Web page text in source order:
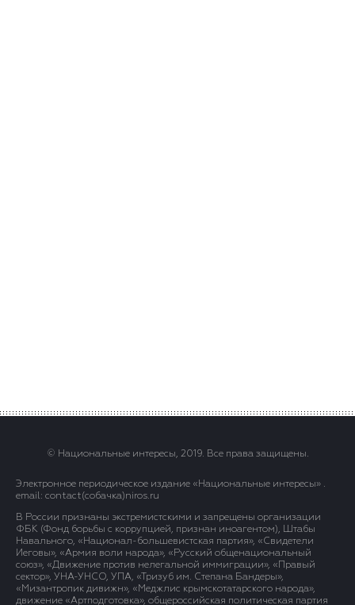
© Национальные интересы, 2019. Все права защищены.
Электронное периодическое издание «Национальные интересы» .
email: contact(сoбaчка)niros.ru
В России признаны экстремистскими и запрещены организации
ФБК (Фонд борьбы с коррупцией, признан иноагентом), Штабы
Навального, «Национал-большевистская партия», «Свидетели
Иеговы», «Армия воли народа», «Русский общенациональный
союз», «Движение против нелегальной иммиграции», «Правый
сектор», УНА-УНСО, УПА, «Тризуб им. Степана Бандеры»,
«Мизантропик дивижн», «Меджлис крымскотатарского народа»,
движение «Артподготовка», общероссийская политическая партия